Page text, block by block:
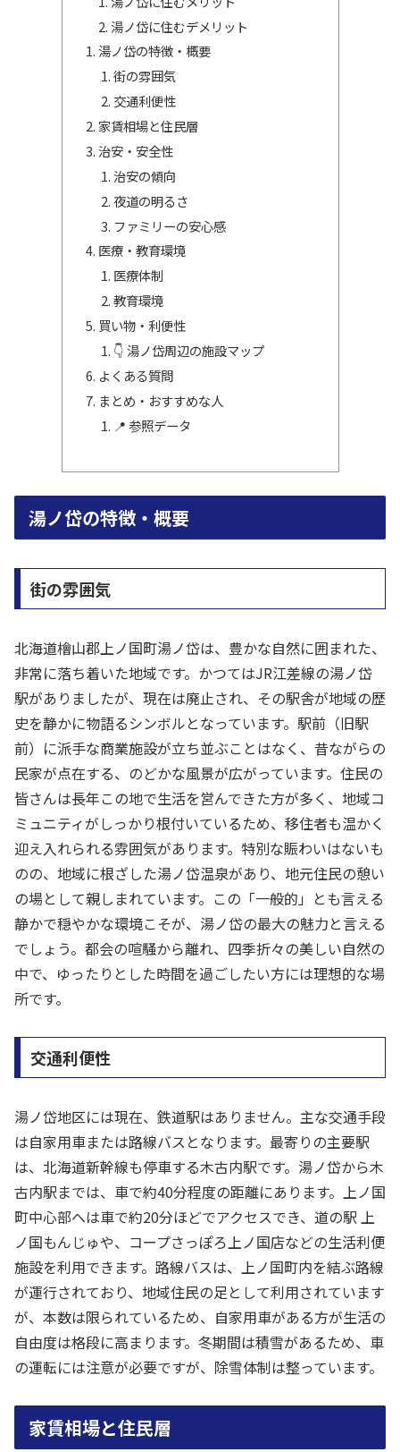
湯ノ岱に住むデメリット
湯ノ岱の特徴・概要
街の雰囲気
交通利便性
家賃相場と住民層
治安・安全性
治安の傾向
夜道の明るさ
ファミリーの安心感
医療・教育環境
医療体制
教育環境
買い物・利便性
👇 湯ノ岱周辺の施設マップ
よくある質問
まとめ・おすすめな人
📍 参照データ
湯ノ岱の特徴・概要
街の雰囲気
北海道檜山郡上ノ国町湯ノ岱は、豊かな自然に囲まれた、
非常に落ち着いた地域です。かつてはJR江差線の湯ノ岱
駅がありましたが、現在は廃止され、その駅舎が地域の歴
史を静かに物語るシンボルとなっています。駅前（旧駅
前）に派手な商業施設が立ち並ぶことはなく、昔ながらの
民家が点在する、のどかな風景が広がっています。住民の
皆さんは長年この地で生活を営んできた方が多く、地域コ
ミュニティがしっかり根付いているため、移住者も温かく
迎え入れられる雰囲気があります。特別な賑わいはないも
のの、地域に根ざした湯ノ岱温泉があり、地元住民の憩い
の場として親しまれています。この「一般的」とも言える
静かで穏やかな環境こそが、湯ノ岱の最大の魅力と言える
でしょう。都会の喧騒から離れ、四季折々の美しい自然の
中で、ゆったりとした時間を過ごしたい方には理想的な場
所です。
交通利便性
湯ノ岱地区には現在、鉄道駅はありません。主な交通手段
は自家用車または路線バスとなります。最寄りの主要駅
は、北海道新幹線も停車する木古内駅です。湯ノ岱から木
古内駅までは、車で約40分程度の距離にあります。上ノ国
町中心部へは車で約20分ほどでアクセスでき、道の駅 上
ノ国もんじゅや、コープさっぽろ上ノ国店などの生活利便
施設を利用できます。路線バスは、上ノ国町内を結ぶ路線
が運行されており、地域住民の足として利用されています
が、本数は限られているため、自家用車がある方が生活の
自由度は格段に高まります。冬期間は積雪があるため、車
の運転には注意が必要ですが、除雪体制は整っています。
家賃相場と住民層